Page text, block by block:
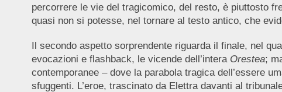
percorrere le vie del tragicomico, del resto, è piuttosto
quasi non si potesse, nel tornare al testo antico, che
Il secondo aspetto sorprendente riguarda il finale, nel
evocazioni e flashback, le vicende dell’intera Orestea;
contemporanee – dove la parabola tragica dell’essere
sfuggenti. L’eroe, trascinato da Elettra davanti al